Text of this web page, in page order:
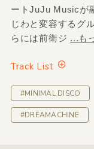
ートJuJu Musicが
じわと変容するグ
らには前衛ジ ...も
Track List
#MINIMAL DISCO
#DREAMACHINE